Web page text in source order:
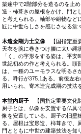
築途中で2階部分を造るのを止
造・柿葺きの屋根をかけ、門と
と考えられる。軸部や組物など
匠に中世らしさを感じさせる堂
木造金剛力士立像 【国指定重
天衣を腕に巻きつけ腰に太い縄
「く」の字形をする姿は、平
世紀初めの作と考えられる。頭
は、一種のユーモラスな明るさ
る。吽行が375.1ある。前後左
用いられ、寄木造完成期の技法
本堂内厨子 【国指定重要文化
厨子とは、仏像を安置する仏具
像を安置している。厨子の旧壁
る。屋根は宝形造、柿葺きで、
門とともに中世の建築技法を知